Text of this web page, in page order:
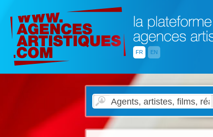
FR EN